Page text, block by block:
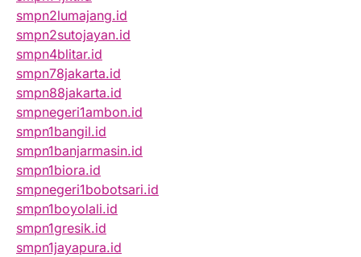
smpn2lumajang.id
smpn2sutojayan.id
smpn4blitar.id
smpn78jakarta.id
smpn88jakarta.id
smpnegeri1ambon.id
smpn1bangil.id
smpn1banjarmasin.id
smpn1biora.id
smpnegeri1bobotsari.id
smpn1boyolali.id
smpn1gresik.id
smpn1jayapura.id